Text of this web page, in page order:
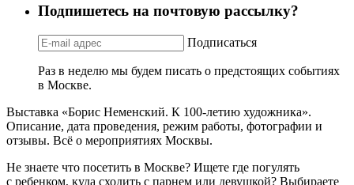
Подпишетесь на почтовую рассылку?
Подписаться
Раз в неделю мы будем писать о предстоящих событиях
в Москве.
Выставка «Борис Неменский. К 100-летию художника».
Описание, дата проведения, режим работы, фотографии и
отзывы. Всё о мероприятиях Москвы.
Не знаете что посетить в Москве? Ищете где погулять
с ребенком, куда сходить с парнем или девушкой? Выбираете